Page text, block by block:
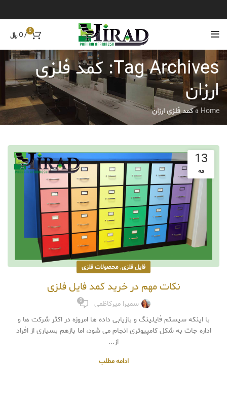
0
/
0 ﷼
Tag Archives: کمد فلزی
ارزان
Home
»کمد فلزی ارزان
13
مه
فایل فلزی,محصولات فلزی
نکات مهم در خرید کمد فایل فلزی
سمیرا میرکاظمی 0
با اینکه سیستم فایلینگ و بازیابی داده ها امروزه در اکثر شرکت ها و
اداره جات به شکل کامپیوتری انجام می شود، اما بازهم بسیاری از افراد
از...
ادامه مطلب